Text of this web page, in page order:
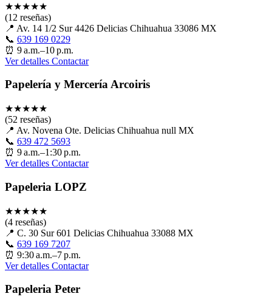
★★★★★
(12 reseñas)
📍 Av. 14 1/2 Sur 4426 Delicias Chihuahua 33086 MX
📞 639 169 0229
⏰ 9 a.m.–10 p.m.
Ver detalles Contactar
Papelería y Mercería Arcoiris
★★★★★
(52 reseñas)
📍 Av. Novena Ote. Delicias Chihuahua null MX
📞 639 472 5693
⏰ 9 a.m.–1:30 p.m.
Ver detalles Contactar
Papeleria LOPZ
★★★★★
(4 reseñas)
📍 C. 30 Sur 601 Delicias Chihuahua 33088 MX
📞 639 169 7207
⏰ 9:30 a.m.–7 p.m.
Ver detalles Contactar
Papeleria Peter